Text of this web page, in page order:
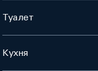
Туалет
Кухня